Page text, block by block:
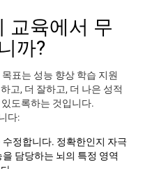
교육에서 무
까?
표는 성능 향상 학습 지원
고, 더 잘하고, 더 나은 성적
도록하는 것입니다.
다:
정합니다. 정확한인지 자극
담당하는 뇌의 특정 영역